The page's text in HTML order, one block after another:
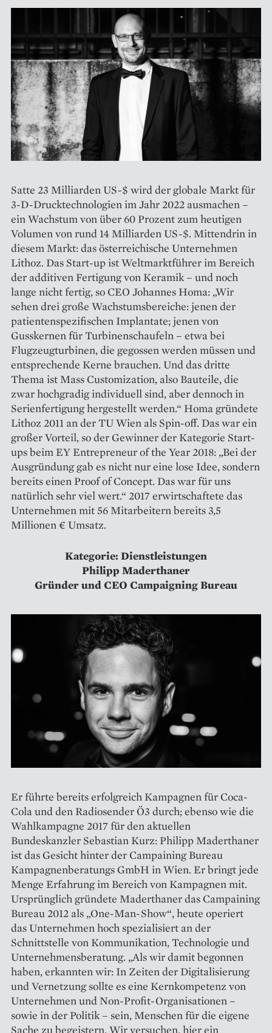
Satte 23 Milliarden US-$ wird der globale Markt für
3-D-Drucktechnologien im Jahr 2022 ausmachen –
ein Wachstum von über 60 Prozent zum heutigen
Volumen von rund 14 Milliarden US-$. Mittendrin in
diesem Markt: das österreichische Unternehmen
Lithoz. Das Start-up ist Weltmarktführer im Bereich
der additiven Fertigung von Keramik – und noch
lange nicht fertig, so CEO Johannes Homa: „Wir
sehen drei große Wachstumsbereiche: jenen der
patientenspezifischen Implantate; jenen von
Gusskernen für Turbinenschaufeln – etwa bei
Flugzeugturbinen, die gegossen werden müssen und
entsprechende Kerne brauchen. Und das dritte
Thema ist Mass Customization, also Bauteile, die
zwar hochgradig individuell sind, aber dennoch in
Serienfertigung hergestellt werden.“ Homa gründete
Lithoz 2011 an der TU Wien als Spin-off. Das war ein
großer Vorteil, so der Gewinner der Kategorie Start-
ups beim EY Entrepreneur of the Year 2018: „Bei der
Ausgründung gab es nicht nur eine lose Idee, sondern
bereits einen Proof of Concept. Das war für uns
natürlich sehr viel wert.“ 2017 erwirtschaftete das
Unternehmen mit 56 Mitarbeitern bereits 3,5
Millionen € Umsatz.
Kategorie: Dienstleistungen
Philipp Maderthaner
Gründer und CEO Campaigning Bureau
Er führte bereits erfolgreich Kampagnen für Coca-
Cola und den Radiosender Ö3 durch; ebenso wie die
Wahlkampagne 2017 für den aktuellen
Bundeskanzler Sebastian Kurz: Philipp Maderthaner
ist das Gesicht hinter der Campaining Bureau
Kampagnen­beratungs GmbH in Wien. Er bringt jede
Menge Erfahrung im Bereich von Kampagnen mit.
Ursprünglich gründete Maderthaner das Campaining
Bureau 2012 als „One-Man-Show“, heute operiert
das Unternehmen hoch spezialisiert an der
Schnittstelle von Kommunikation, Technologie und
Unternehmensberatung. „Als wir damit begonnen
haben, erkannten wir: In Zeiten der Digitalisierung
und Vernetzung sollte es eine Kernkompetenz von
Unternehmen und Non-Profit-Organisationen –
sowie in der Politik – sein, Menschen für die eigene
Sache zu begeistern. Wir versuchen, hier ein